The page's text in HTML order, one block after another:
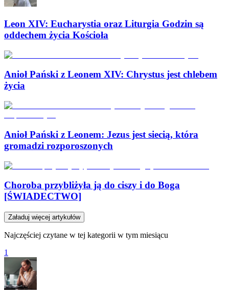
Leon XIV: Eucharystia oraz Liturgia Godzin są
oddechem życia Kościoła
Anioł Pański z Leonem XIV: Chrystus jest chlebem
życia
Anioł Pański z Leonem: Jezus jest siecią, która
gromadzi rozporoszonych
Choroba przybliżyła ją do ciszy i do Boga
[ŚWIADECTWO]
Załaduj więcej artykułów
Najczęściej czytane w tej kategorii w tym miesiącu
1